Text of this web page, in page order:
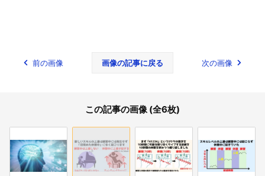
前の画像 画像の記事に戻る 次の画像
この記事の画像 (全6枚)